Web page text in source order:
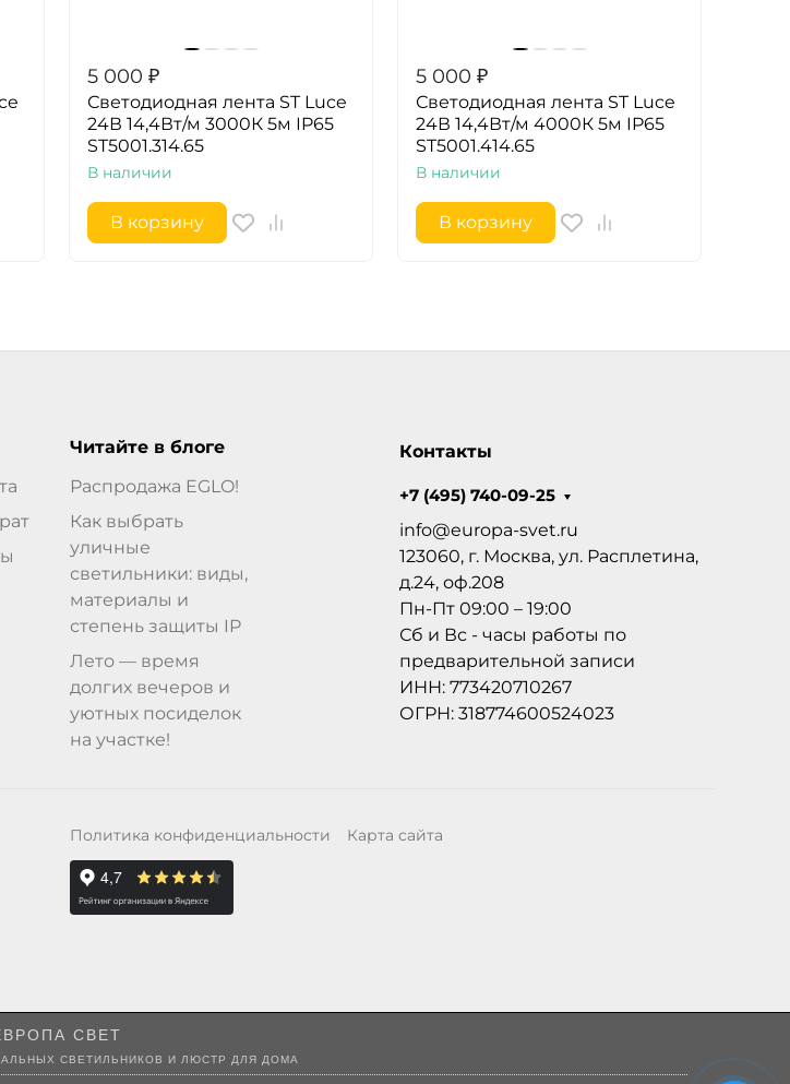
5 000 ₽
Светодиодная лента ST Luce
24В 14,4Вт/м 3000К 5м IP65
ST5001.314.65
В наличии
В корзину
5 000 ₽
Светодиодная лента ST Luce
24В 14,4Вт/м 4000К 5м IP65
ST5001.414.65
В наличии
В корзину
Читайте в блоге
Распродажа EGLO!
Как выбрать
уличные
светильники: виды,
материалы и
степень защиты IP
Лето — время
долгих вечеров и
уютных посиделок
на участке!
Контакты
+7 (495) 740-09-25
info@europa-svet.ru
123060, г. Москва, ул. Расплетина,
д.24, оф.208
Пн-Пт 09:00 – 19:00
Сб и Вс - часы работы по
предварительной записи
ИНН: 773420710267
ОГРН: 318774600524023
Политика конфиденциальности Карта сайта
СВЕТ
СВЕТИЛЬНИКОВ И ЛЮСТР ДЛЯ ДОМА